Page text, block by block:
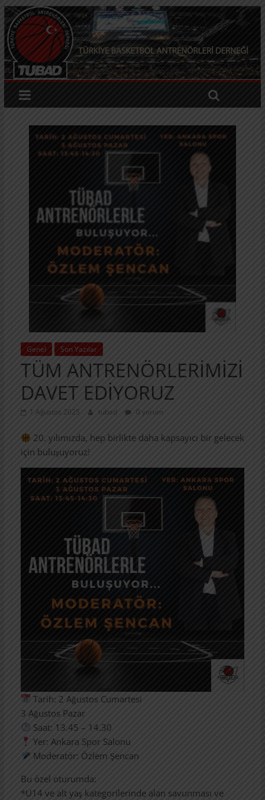
Genel Son Yazılar
TÜM ANTRENÖRLERİMİZİ
DAVET EDİYORUZ
1 Ağustos 2025 tubad 0 yorum
20. yılımızda, hep birlikte daha kapsayıcı bir gelecek
için buluşuyoruz!
Tarih: 2 Ağustos Cumartesi
3 Ağustos Pazar
Saat: 13.45 – 14.30
Yer: Ankara Spor Salonu
Moderatör: Özlem Şencan
Bu özel oturumda:
*U14 ve alt yaş kategorilerinde alan savunması ve